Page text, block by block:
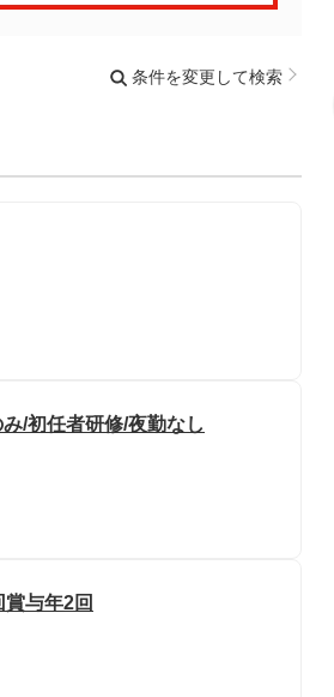
条件を変更して検索
/初任者研修/夜勤なし
与年2回